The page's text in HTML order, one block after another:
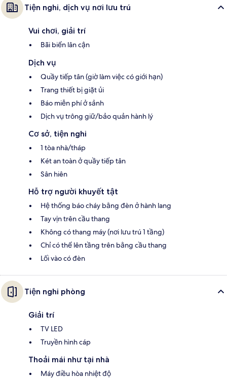
Tiện nghi, dịch vụ nơi lưu trú
Vui chơi, giải trí
Bãi biển lân cận
Dịch vụ
Quầy tiếp tân (giờ làm việc có giới hạn)
Trang thiết bị giặt ủi
Báo miễn phí ở sảnh
Dịch vụ trông giữ/bảo quản hành lý
Cơ sở, tiện nghi
1 tòa nhà/tháp
Két an toàn ở quầy tiếp tân
Sân hiên
Hỗ trợ người khuyết tật
Hệ thống báo cháy bằng đèn ở hành lang
Tay vịn trên cầu thang
Không có thang máy (nơi lưu trú 1 tầng)
Chỉ có thể lên tầng trên bằng cầu thang
Lối vào có đèn
Tiện nghi phòng
Giải trí
TV LED
Truyền hình cáp
Thoải mái như tại nhà
Máy điều hòa nhiệt độ